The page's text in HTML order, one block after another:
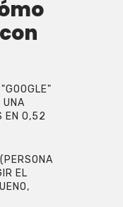
UNA
EN 0,52
EL